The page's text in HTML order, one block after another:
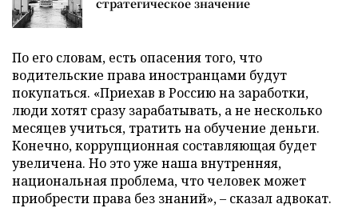
стратегическое значение
По его словам, есть опасения того, что
водительские права иностранцами будут
покупаться. «Приехав в Россию на заработки,
люди хотят сразу зарабатывать, а не несколько
месяцев учиться, тратить на обучение деньги.
Конечно, коррупционная составляющая будет
увеличена. Но это уже наша внутренняя,
национальная проблема, что человек может
приобрести права без знаний», – сказал адвокат.